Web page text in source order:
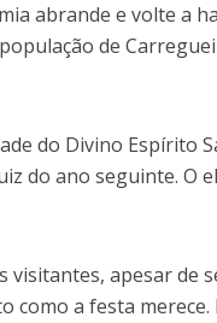
abrande e volte a
de
do Divino Espírito
do ano seguinte. O
visitantes, apesar de
como a festa